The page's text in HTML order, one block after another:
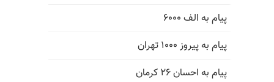
پیام به الف ۶۰۰۰
پیام به پیروز ۱۰۰۰ تهران
پیام به احسان ۲۶ کرمان